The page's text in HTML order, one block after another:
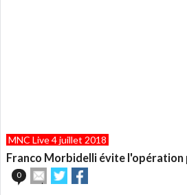
MNC Live 4 juillet 2018
Franco Morbidelli évite l'opération
0
Envoyer
cet
Partager
sur sur